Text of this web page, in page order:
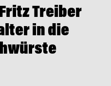
Treiber
in die